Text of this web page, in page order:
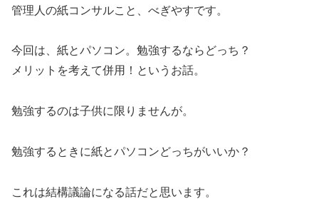
管理人の紙コンサルこと、べぎやすです。
今回は、紙とパソコン。勉強するならどっち？
メリットを考えて併用！というお話。
勉強するのは子供に限りませんが。
勉強するときに紙とパソコンどっちがいいか？
これは結構議論になる話だと思います。